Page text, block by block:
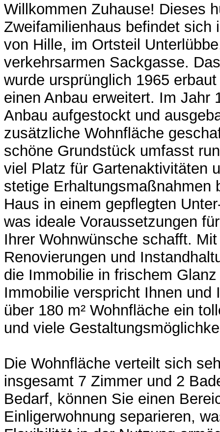
Willkommen Zuhause! Dieses
Zweifamilienhaus befindet sich
von Hille, im Ortsteil
verkehrsarmen Sackgasse.
wurde ursprünglich 1965
einen Anbau erweitert. Im Jahr
Anbau aufgestockt und
zusätzliche Wohnfläche
schöne Grundstück umfasst
viel Platz für Gartenaktivitäten
stetige Erhaltungsmaßnahmen
Haus in einem gepflegten
was ideale Voraussetzungen
Ihrer Wohnwünsche schafft.
Renovierungen und
die Immobilie in frischem
Immobilie verspricht Ihnen und
über 180 m² Wohnfläche ein
und viele
Die Wohnfläche verteilt sich
insgesamt 7 Zimmer und 2
Bedarf, können Sie einen
Einligerwohnung separieren,